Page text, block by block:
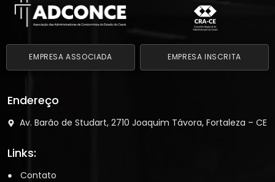
EMPRESA ASSOCIADA EMPRESA INSCRITA
Endereço
Av. Barão de Studart, 2710 Joaquim Távora, Fortaleza – CE
Links:
Contato